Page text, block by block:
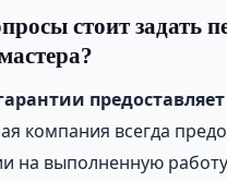
стоит задать
компания всегда
на выполненную